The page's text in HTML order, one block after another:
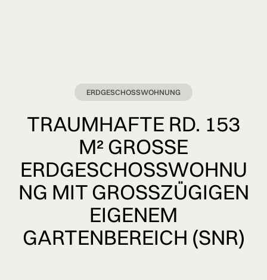
ERDGESCHOSSWOHNUNG
TRAUMHAFTE RD. 153
M² GROSSE E
RDGESCHOSSWOHNUN
G MIT GROSSZÜGIGEN EI
GENEM GA
RTENBEREICH (SNR)